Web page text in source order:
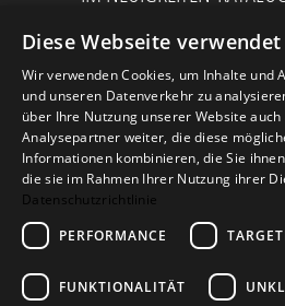
Kontakt
Diese Webseite verwendet
Wir verwenden Cookies, um Inhalte und
und unseren Datenverkehr zu
über Ihre Nutzung unserer Website
Analysepartner weiter, die diese
Informationen kombinieren, die Sie
die sie im Rahmen Ihrer Nutzung ihrer
Datenschutzrichtlinie
PERFORMANCE
FUNKTIONALITÄT